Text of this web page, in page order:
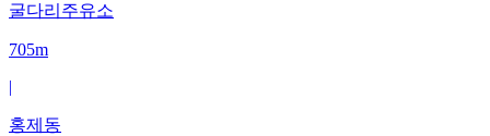
굴다리주유소
705m
|
홍제동